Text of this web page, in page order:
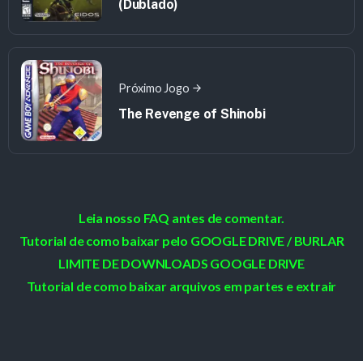
(Dublado)
Próximo Jogo
The Revenge of Shinobi
Leia nosso FAQ antes de comentar.
Tutorial de como baixar pelo GOOGLE DRIVE / BURLAR
LIMITE DE DOWNLOADS GOOGLE DRIVE
Tutorial de como baixar arquivos em partes e extrair